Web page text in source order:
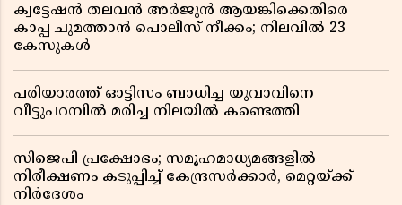
ക്വട്ടേഷൻ തലവൻ അർജുൻ ആയങ്കിക്കെതിരെ
കാപ്പ ചുമത്താൻ പൊലീസ് നീക്കം; നിലവിൽ 23
കേസുകൾ
പരിയാരത്ത് ഓട്ടിസം ബാധിച്ച യുവാവിനെ
വീട്ടുപറമ്പിൽ മരിച്ച നിലയിൽ കണ്ടെത്തി
സിജെപി പ്രക്ഷോഭം; സമൂഹമാധ്യമങ്ങളിൽ
നിരീക്ഷണം കടുപ്പിച്ച് കേന്ദ്രസർക്കാർ, മെറ്റയ്ക്ക്
നിർദേശം